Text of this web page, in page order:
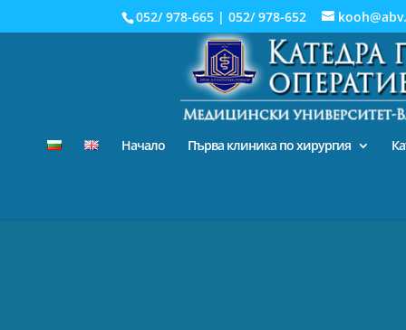
052/ 978-665 |052/ 978-652
Начало Първа клиника по хирургия